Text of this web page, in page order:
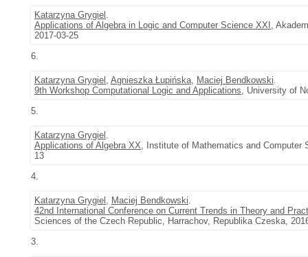
Katarzyna Grygiel .
Applications of Algebra in Logic and Computer Science XXI ,
2017-03-25
6.
Katarzyna Grygiel , Agnieszka Łupińska, Maciej Bendkowski.
9th Workshop Computational Logic and Applications, University of
5.
Katarzyna Grygiel .
Applications of Algebra XX, Institute of Mathematics and Computer
13
4.
Katarzyna Grygiel , Maciej Bendkowski.
42nd International Conference on Current Trends in Theory and
Sciences of the Czech Republic, Harrachov, Republika Czeska,
3.